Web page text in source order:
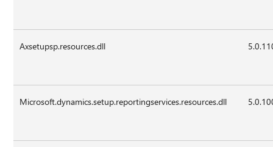
Axsetupsp.resources.dll
Microsoft.dynamics.setup.reportingservices.resources.dll